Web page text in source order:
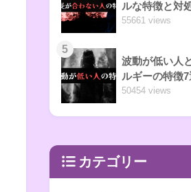
ルな特徴と対
55661 views
5
波動が低い人
ルギーの特徴7
50454 views
カテゴリー